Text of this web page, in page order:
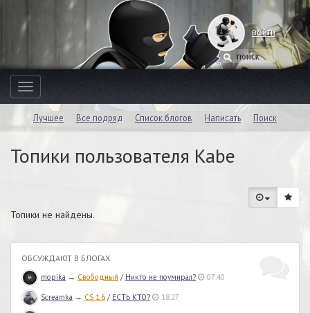
войти
Toggle
navigation
Лучшее Все подряд Список блогов Написать Поиск
Топики пользователя Kabe
Топики не найдены.
ОБСУЖДАЮТ В БЛОГАХ
mopika → Свободный / Никто не поумирал? 07:40
Screamka → CS 1.6 / ЕСТЬ КТО? 18:27